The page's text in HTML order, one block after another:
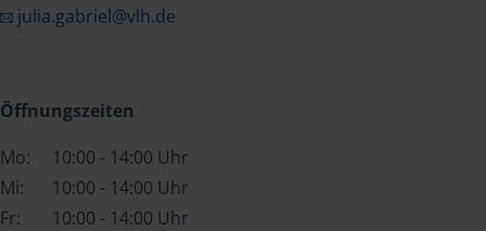
julia.gabriel@vlh.de
Öffnungszeiten
Mo:
10:00 - 14:00 Uhr
Mi:
10:00 - 14:00 Uhr
Fr:
10:00 - 14:00 Uhr